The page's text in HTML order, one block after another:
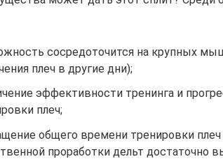
сосредоточится на крупных
плеч в другие дни);
эффективности тренинга и
плеч;
общего времени тренировки
проработки дельт достаточно